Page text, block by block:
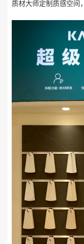
质材大师定制质感空间，